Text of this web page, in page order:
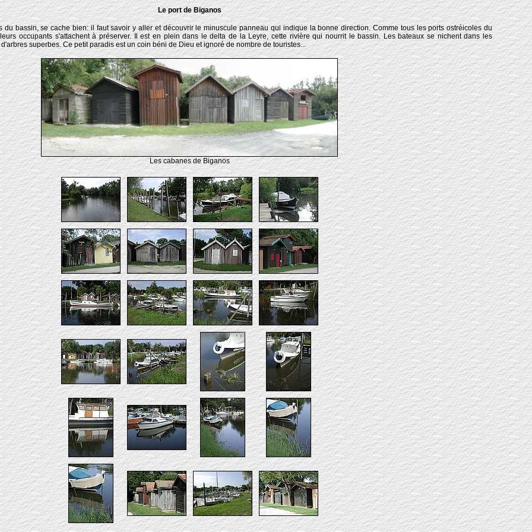
Le port de Biganos
du bassin, se cache bien: il faut savoir y aller et découvrir le minuscule panneau qui indique la bonne direction. Comme tous les ports ostréicoles du
occupants s'attachent à préserver. Il est en plein dans le delta de la Leyre, cette rivière qui nourrit le bassin. Les bateaux se nichent dans les
superbes. Ce petit paradis est un coin béni de Dieu et ignoré de nombre de touristes...
Les cabanes de Biganos